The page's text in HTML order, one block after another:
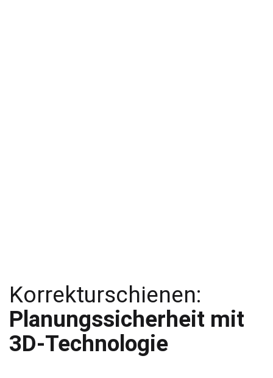
Korrekturschienen:
Planungssicherheit mit
3D-Technologie